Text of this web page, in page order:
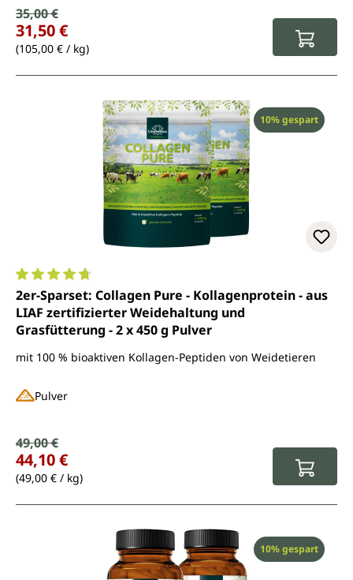
Verkaufspreis:
Regulärer Preis:
35,00 €
31,50 €
(105,00 € / kg)
Rabatt
10% gespart
Durchschnittliche Bewertung von 4.7 von 5 Sternen
2er-Sparset: Collagen Pure - Kollagenprotein - aus
LIAF zertifizierter Weidehaltung und
Grasfütterung - 2 x 450 g Pulver
mit 100 % bioaktiven Kollagen-Peptiden von Weidetieren
Pulver
Verkaufspreis:
Regulärer Preis:
49,00 €
44,10 €
(49,00 € / kg)
Rabatt
10% gespart